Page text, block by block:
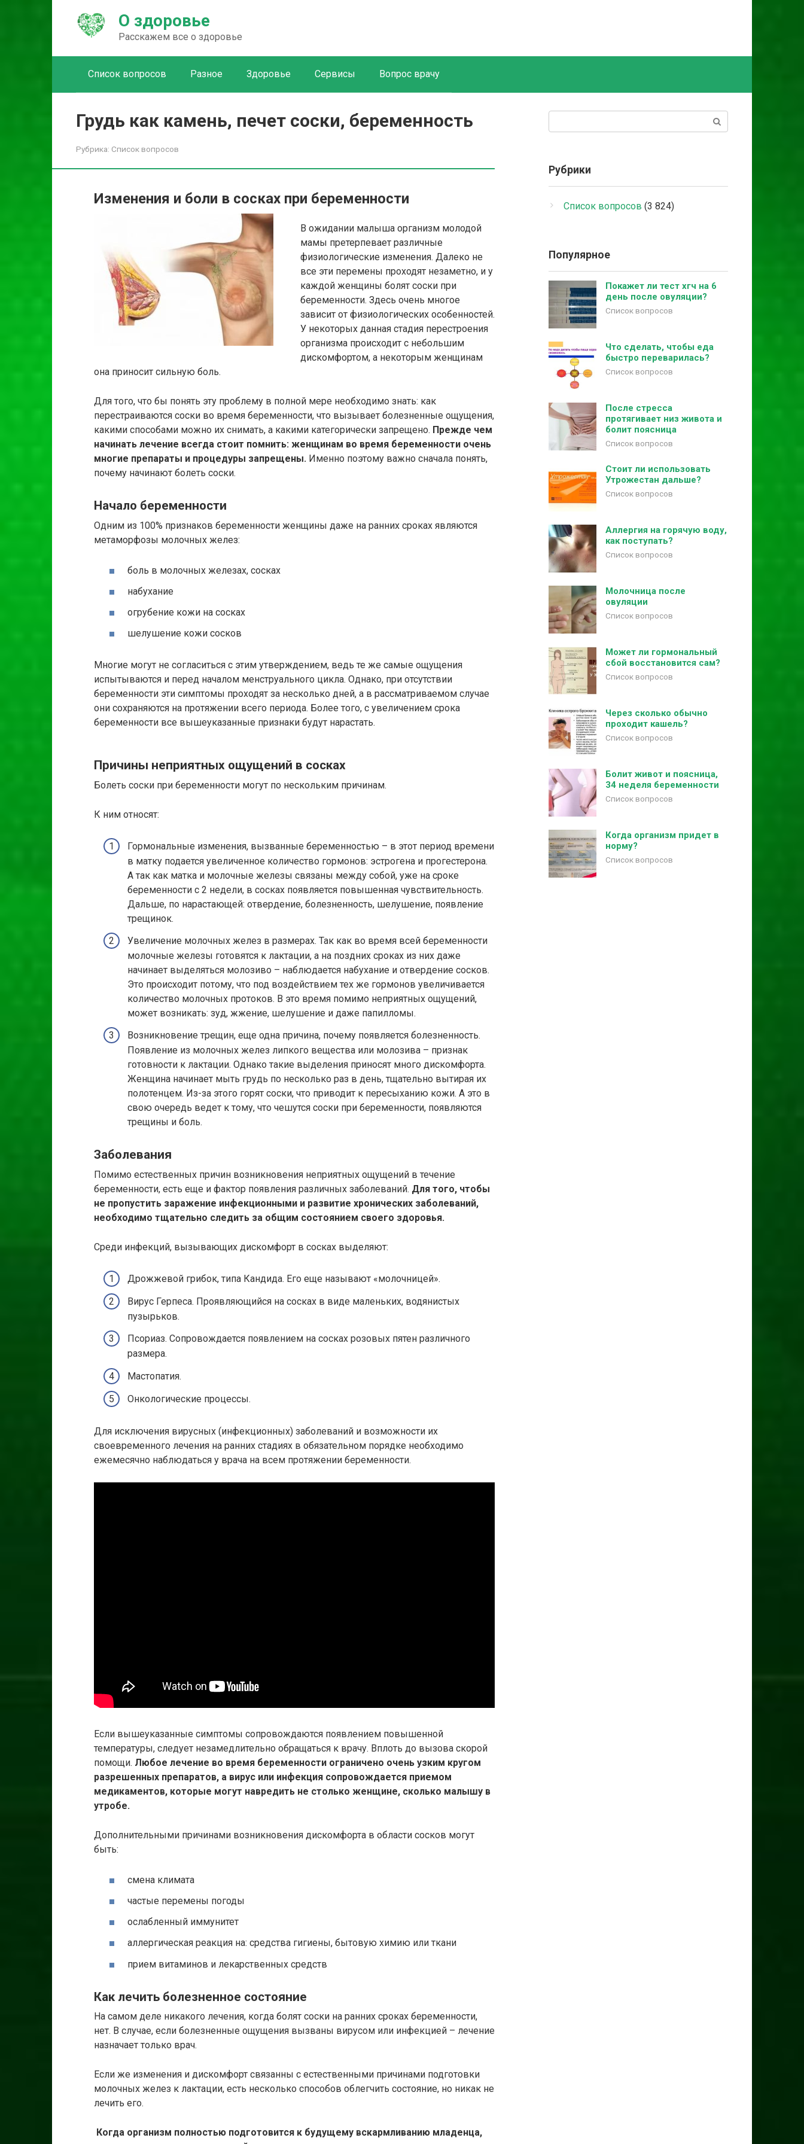
О здоровье
Расскажем все о здоровье
Список вопросов Разное Здоровье Сервисы Вопрос врачу
Грудь как камень, печет соски, беременность
Рубрика: Список вопросов
Изменения и боли в сосках при беременности
В ожидании малыша организм молодой
мамы претерпевает различные
физиологические изменения. Далеко не
все эти перемены проходят незаметно, и у
каждой женщины болят соски при
беременности. Здесь очень многое
зависит от физиологических особенностей.
У некоторых данная стадия перестроения
организма происходит с небольшим
дискомфортом, а некоторым женщинам
она приносит сильную боль.
Для того, что бы понять эту проблему в полной мере необходимо знать: как
перестраиваются соски во время беременности, что вызывает болезненные ощущения,
какими способами можно их снимать, а какими категорически запрещено. Прежде чем
начинать лечение всегда стоит помнить: женщинам во время беременности очень
многие препараты и процедуры запрещены. Именно поэтому важно сначала понять,
почему начинают болеть соски.
Начало беременности
Одним из 100% признаков беременности женщины даже на ранних сроках являются
метаморфозы молочных желез:
боль в молочных железах, сосках
набухание
огрубение кожи на сосках
шелушение кожи сосков
Многие могут не согласиться с этим утверждением, ведь те же самые ощущения
испытываются и перед началом менструального цикла. Однако, при отсутствии
беременности эти симптомы проходят за несколько дней, а в рассматриваемом случае
они сохраняются на протяжении всего периода. Более того, с увеличением срока
беременности все вышеуказанные признаки будут нарастать.
Причины неприятных ощущений в сосках
Болеть соски при беременности могут по нескольким причинам.
К ним относят:
Гормональные изменения, вызванные беременностью – в этот период времени
в матку подается увеличенное количество гормонов: эстрогена и прогестерона.
А так как матка и молочные железы связаны между собой, уже на сроке
беременности с 2 недели, в сосках появляется повышенная чувствительность.
Дальше, по нарастающей: отвердение, болезненность, шелушение, появление
трещинок.
Увеличение молочных желез в размерах. Так как во время всей беременности
молочные железы готовятся к лактации, а на поздних сроках из них даже
начинает выделяться молозиво – наблюдается набухание и отвердение сосков.
Это происходит потому, что под воздействием тех же гормонов увеличивается
количество молочных протоков. В это время помимо неприятных ощущений,
может возникать: зуд, жжение, шелушение и даже папилломы.
Возникновение трещин, еще одна причина, почему появляется болезненность.
Появление из молочных желез липкого вещества или молозива – признак
готовности к лактации. Однако такие выделения приносят много дискомфорта.
Женщина начинает мыть грудь по несколько раз в день, тщательно вытирая их
полотенцем. Из-за этого горят соски, что приводит к пересыханию кожи. А это в
свою очередь ведет к тому, что чешутся соски при беременности, появляются
трещины и боль.
Заболевания
Помимо естественных причин возникновения неприятных ощущений в течение
беременности, есть еще и фактор появления различных заболеваний. Для того, чтобы
не пропустить заражение инфекционными и развитие хронических заболеваний,
необходимо тщательно следить за общим состоянием своего здоровья.
Среди инфекций, вызывающих дискомфорт в сосках выделяют:
Дрожжевой грибок, типа Кандида. Его еще называют «молочницей».
Вирус Герпеса. Проявляющийся на сосках в виде маленьких, водянистых
пузырьков.
Псориаз. Сопровождается появлением на сосках розовых пятен различного
размера.
Мастопатия.
Онкологические процессы.
Для исключения вирусных (инфекционных) заболеваний и возможности их
своевременного лечения на ранних стадиях в обязательном порядке необходимо
ежемесячно наблюдаться у врача на всем протяжении беременности.
Если вышеуказанные симптомы сопровождаются появлением повышенной
температуры, следует незамедлительно обращаться к врачу. Вплоть до вызова скорой
помощи. Любое лечение во время беременности ограничено очень узким кругом
разрешенных препаратов, а вирус или инфекция сопровождается приемом
медикаментов, которые могут навредить не столько женщине, сколько малышу в
утробе.
Дополнительными причинами возникновения дискомфорта в области сосков могут
быть:
смена климата
частые перемены погоды
ослабленный иммунитет
аллергическая реакция на: средства гигиены, бытовую химию или ткани
прием витаминов и лекарственных средств
Как лечить болезненное состояние
На самом деле никакого лечения, когда болят соски на ранних сроках беременности,
нет. В случае, если болезненные ощущения вызваны вирусом или инфекцией – лечение
назначает только врач.
Если же изменения и дискомфорт связанны с естественными причинами подготовки
молочных желез к лактации, есть несколько способов облегчить состояние, но никак не
лечить его.
Когда организм полностью подготовится к будущему вскармливанию младенца,
Рубрики
Список вопросов (3 824)
Популярное
Покажет ли тест хгч на 6
день после овуляции?
Список вопросов
Что сделать, чтобы еда
быстро переварилась?
Список вопросов
После стресса
протягивает низ живота и
болит поясница
Список вопросов
Стоит ли использовать
Утрожестан дальше?
Список вопросов
Аллергия на горячую воду,
как поступать?
Список вопросов
Молочница после
овуляции
Список вопросов
Может ли гормональный
сбой восстановится сам?
Список вопросов
Через сколько обычно
проходит кашель?
Список вопросов
Болит живот и поясница,
34 неделя беременности
Список вопросов
Когда организм придет в
норму?
Список вопросов